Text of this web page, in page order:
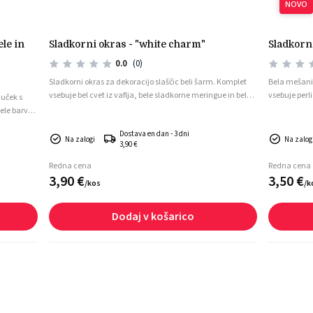
s
barve.
sladkorni okras - "white charm"
0.0 (0)
Sladkorni okras za dekoracijo slaščic beli šarm. Komplet
vsebuje bel cvet iz vaflja, bele sladkorne meringue in bele
Na zalogi
Dostava en dan - 3 dni
3,90 €
Redna cena
3,90€/kos
Dodaj v košarico
NOVO
Bela
vsebuje
Na
Redna cena
3,50€/